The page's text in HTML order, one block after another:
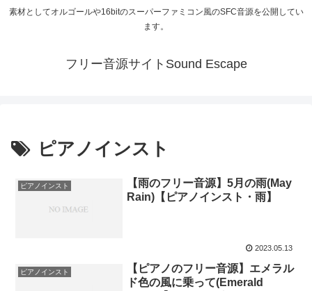
素材としてオルゴールや16bitのスーパーファミコン風のSFC音源を公開してい
ます。
フリー音源サイトSound Escape
ピアノインスト
ピアノインスト
【雨のフリー音源】5月の雨(May
Rain)【ピアノインスト・雨】
2023.05.13
ピアノインスト
【ピアノのフリー音源】エメラル
ド色の風に乗って(Emerald